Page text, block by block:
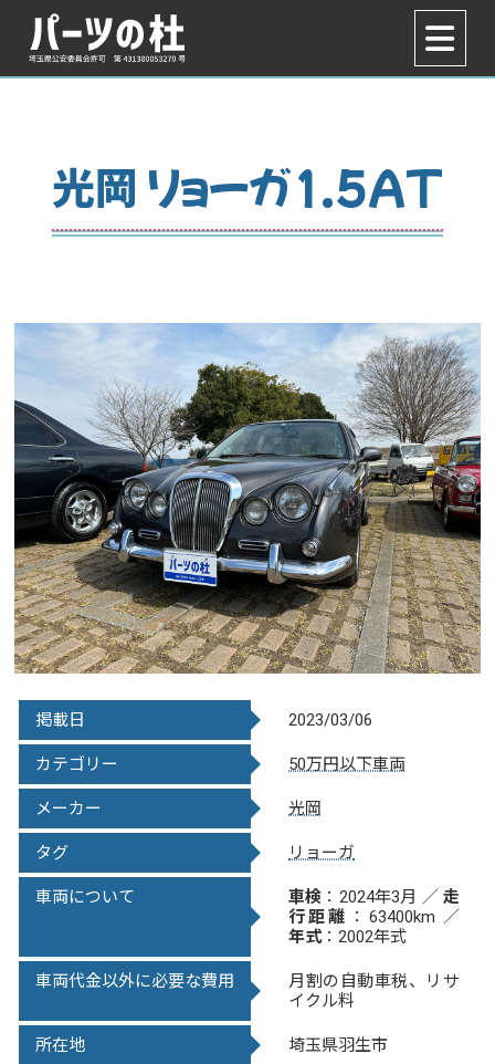
光岡 リョーガ1.5AT
掲載日 2023/03/06
カテゴリー 50万円以下車両
メーカー 光岡
タグ リョーガ
車両について 車検 ：2024年3月 ／走
行距離 ：63400km ／
年式：2002年式
車両代金以外に必要な費用
月割の自動車税、リサ
イクル料
所在地 埼玉県羽生市